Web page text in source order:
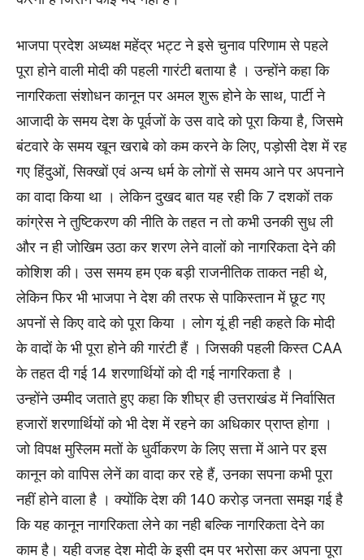
भाजपा प्रदेश अध्यक्ष महेंद्र भट्ट ने इसे चुनाव परिणाम से पहले
पूरा होने वाली मोदी की पहली गारंटी बताया है । उन्होंने कहा कि
नागरिकता संशोधन कानून पर अमल शुरू होने के साथ, पार्टी ने
आजादी के समय देश के पूर्वजों के उस वादे को पूरा किया है, जिसमे
बंटवारे के समय खून खराबे को कम करने के लिए, पड़ोसी देश में रह
गए हिंदुओं, सिक्खों एवं अन्य धर्म के लोगों से समय आने पर अपनाने
का वादा किया था । लेकिन दुखद बात यह रही कि 7 दशकों तक
कांग्रेस ने तुष्टिकरण की नीति के तहत न तो कभी उनकी सुध ली
और न ही जोखिम उठा कर शरण लेने वालों को नागरिकता देने की
कोशिश की। उस समय हम एक बड़ी राजनीतिक ताकत नही थे,
लेकिन फिर भी भाजपा ने देश की तरफ से पाकिस्तान में छूट गए
अपनों से किए वादे को पूरा किया । लोग यूं ही नही कहते कि मोदी
के वादों के भी पूरा होने की गारंटी हैं । जिसकी पहली किस्त CAA
के तहत दी गई 14 शरणार्थियों को दी गई नागरिकता है ।
उन्होंने उम्मीद जताते हुए कहा कि शीघ्र ही उत्तराखंड में निर्वासित
हजारों शरणार्थियों को भी देश में रहने का अधिकार प्राप्त होगा ।
जो विपक्ष मुस्लिम मतों के धुर्वीकरण के लिए सत्ता में आने पर इस
कानून को वापिस लेनें का वादा कर रहे हैं, उनका सपना कभी पूरा
नहीं होने वाला है । क्योंकि देश की 140 करोड़ जनता समझ गई है
कि यह कानून नागरिकता लेने का नही बल्कि नागरिकता देने का
काम है। यही वजह देश मोदी के इसी दम पर भरोसा कर अपना पूरा